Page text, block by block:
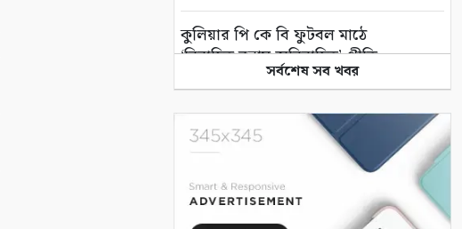
কুলিয়ার পি কে বি ফুটবল মাঠে
‘বিবাহিত বনাম অবিবাহিত’ প্রীতি
এই পৃথিবী বড়ই অভাগা
“কথার ভার”
সর্বশেষ সব খবর